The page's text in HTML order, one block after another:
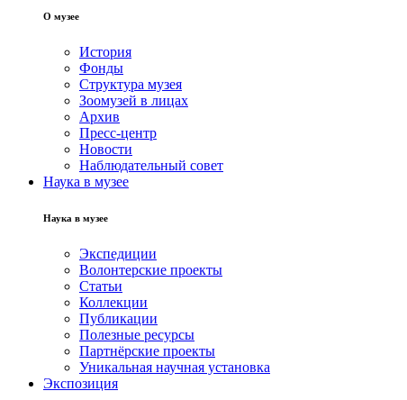
О музее
История
Фонды
Структура музея
Зоомузей в лицах
Архив
Пресс-центр
Новости
Наблюдательный совет
Наука в музее
Наука в музее
Экспедиции
Волонтерские проекты
Статьи
Коллекции
Публикации
Полезные ресурсы
Партнёрские проекты
Уникальная научная установка
Экспозиция